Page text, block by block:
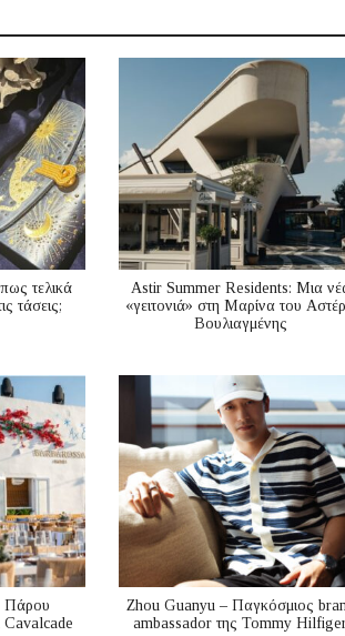
τελικά
τάσεις;
Astir Summer Residents: Μια
«γειτονιά» στη Μαρίνα του
Βουλιαγμένης
Πάρου
Cavalcade
Zhou Guanyu – Παγκόσμιος
ambassador της Tommy